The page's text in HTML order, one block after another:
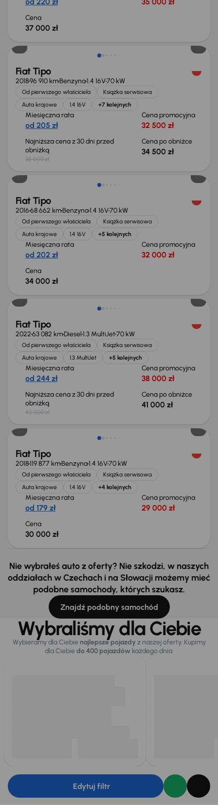
Cena
37 000 zł
Fiat Tipo
201896 910 kmBenzyna1.4 16V70 kW
Od pierwszego właściciela
Książka serwisowa
Auta krajowe
1.4 16V +7 kolejnych
Miesięczna rata
od 205 zł
Cena promocyjna
32 500 zł
Najniższa cena z 30 dni przed
obniżką
35 000 zł
Cena po obniżce
34 500 zł
Świeżo skupione
Fiat Tipo
201668 662 kmBenzyna1.4 16V70 kW
Od pierwszego właściciela
Książka serwisowa
Auta krajowe
1.4 16V +5 kolejnych
Miesięczna rata
od 202 zł
Cena promocyjna
32 000 zł
Cena
34 000 zł
Fiat Tipo
202263 082 kmDiesel1.3 MultiJet70 kW
Od pierwszego właściciela
Książka serwisowa
Auta krajowe
1.3 MultiJet +5 kolejnych
Miesięczna rata
od 244 zł
Cena promocyjna
38 000 zł
Najniższa cena z 30 dni przed
obniżką
42 000 zł
Cena po obniżce
41 000 zł
Świeżo skupione
Fiat Tipo
2018119 877 kmBenzyna1.4 16V70 kW
Od pierwszego właściciela
Książka serwisowa
Auta krajowe
1.4 16V +4 kolejnych
Miesięczna rata
od 179 zł
Cena promocyjna
29 000 zł
Cena
30 000 zł
Nie wybrałeś auto z oferty? Nie szkodzi, w naszych
oddziałach w Czechach i na Słowacji możemy mieć
podobne samochody, których szukasz.
Znajdź podobny samochód
Wybraliśmy dla Ciebie
Wybieramy dla Ciebie najlepsze pojazdy z naszej oferty. Kupimy
dla Ciebiedo 400 pojazdówkażdego dnia.
Edytuj filtr